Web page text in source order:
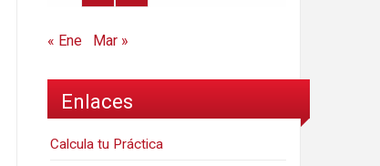
« Ene Mar »
Enlaces
Calcula tu Práctica